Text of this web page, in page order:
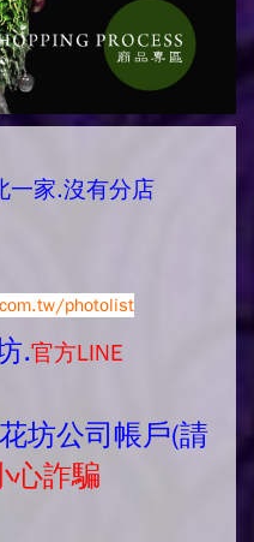
一家.沒有分店
photolist
.官方LINE
坊公司帳戶(請
心詐騙